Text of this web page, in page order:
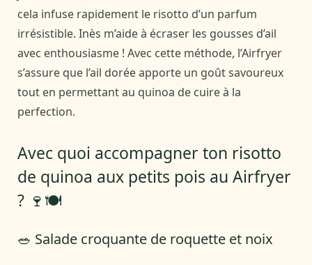
cela infuse rapidement le risotto d’un parfum
irrésistible. Inès m’aide à écraser les gousses d’ail
avec enthousiasme ! Avec cette méthode, l’Airfryer
s’assure que l’ail dorée apporte un goût savoureux
tout en permettant au quinoa de cuire à la
perfection.
Avec quoi accompagner ton risotto
de quinoa aux petits pois au Airfryer
? 🍷🍽️
🥗 Salade croquante de roquette et noix